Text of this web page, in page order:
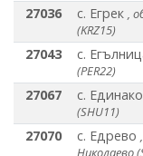
27036 с. Егрек ,
(KRZ15)
27043 с.
(PER22)
27067 с.
(SHU11)
27070 с. Едрево
Николаево